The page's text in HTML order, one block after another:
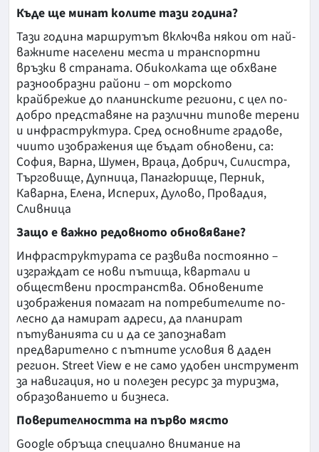
Къде ще минат колите тази година?
Тази година маршрутът включва някои от най-
важните населени места и транспортни
връзки в страната. Обиколката ще обхване
разнообразни райони – от морското
крайбрежие до планинските региони, с цел по-
добро представяне на различни типове терени
и инфраструктура. Сред основните градове,
чиито изображения ще бъдат обновени, са:
София, Варна, Шумен, Враца, Добрич, Силистра,
Търговище, Дупница, Панагюрище, Перник,
Каварна, Елена, Исперих, Дулово, Провадия,
Сливница
Защо е важно редовното обновяване?
Инфраструктурата се развива постоянно –
изграждат се нови пътища, квартали и
обществени пространства. Обновените
изображения помагат на потребителите по-
лесно да намират адреси, да планират
пътуванията си и да се запознават
предварително с пътните условия в даден
регион. Street View е не само удобен инструмент
за навигация, но и полезен ресурс за туризма,
образованието и бизнеса.
Поверителността на първо място
Google обръща специално внимание на